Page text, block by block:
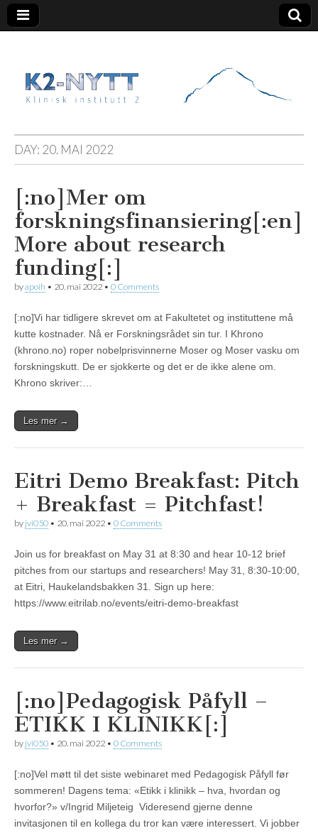
K2 Nytt
DAY: 20. MAI 2022
[:no]Mer om
forskningsfinansiering[:en]
More about research
funding[:]
byapoih • 20. mai 2022 • 0 Comments
[:no]Vi har tidligere skrevet om at Fakultetet og instituttene må
kutte kostnader. Nå er Forskningsrådet sin tur. I Khrono
(khrono.no) roper nobelprisvinnerne Moser og Moser vasku om
forskningskutt. De er sjokkerte og det er de ikke alene om.
Khrono skriver:…
Les mer →
Eitri Demo Breakfast: Pitch
+ Breakfast = Pitchfast!
by jvi050 • 20. mai 2022 • 0 Comments
Join us for breakfast on May 31 at 8:30 and hear 10-12 brief
pitches from our startups and researchers! May 31, 8:30-10:00,
at Eitri, Haukelandsbakken 31. Sign up here:
https://www.eitrilab.no/events/eitri-demo-breakfast
Les mer →
[:no]Pedagogisk Påfyll –
ETIKK I KLINIKK[:]
by jvi050 • 20. mai 2022 • 0 Comments
[:no]Vel møtt til det siste webinaret med Pedagogisk Påfyll før
sommeren! Dagens tema: «Etikk i klinikk – hva, hvordan og
hvorfor?» v/Ingrid Miljeteig Videresend gjerne denne
invitasjonen til en kollega du tror kan være interessert. Vi jobber